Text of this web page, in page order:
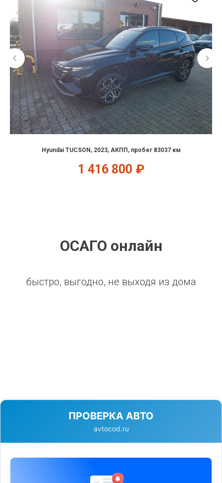
Hyundai TUCSON, 2023, АКПП, пробег 83037 км
1 416 800 ₽
ОСАГО онлайн
быстро, выгодно, не выходя из дома
ПРОВЕРКА АВТО
avtocod.ru